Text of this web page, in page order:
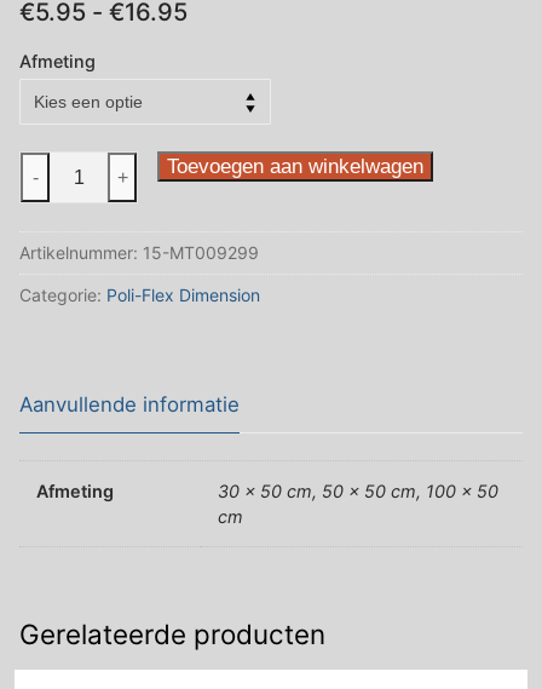
€5.95 - €16.95Prijsklasse:
Afmeting
Gold
aantal
- + Toevoegen aan winkelwagen
Artikelnummer: 15-MT009299
Categorie: Poli-Flex Dimension
Aanvullende informatie
Afmeting
30 x 50 cm, 50 x 50 cm, 100 x 50
cm
Gerelateerde producten